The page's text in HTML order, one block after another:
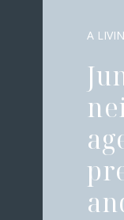
A